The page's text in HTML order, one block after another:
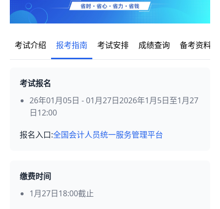
考试介绍 报考指南 考试安排 成绩查询 备考资料
考试报名
26年01月05日 - 01月27日2026年1月5日至1月27
日12:00
报名入口:全国会计人员统一服务管理平台
缴费时间
1月27日18:00截止